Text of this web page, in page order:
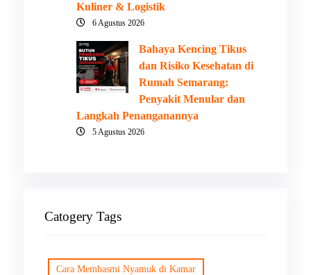
Kuliner & Logistik
6 Agustus 2026
Bahaya Kencing Tikus
dan Risiko Kesehatan di
Rumah Semarang:
Penyakit Menular dan
Langkah Penanganannya
5 Agustus 2026
Catogery Tags
Cara Membasmi Nyamuk di Kamar